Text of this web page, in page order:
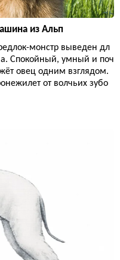
из Альп
монстр выведен дл
Спокойный, умный и поч
овец одним взглядом.
от волчьих зубо